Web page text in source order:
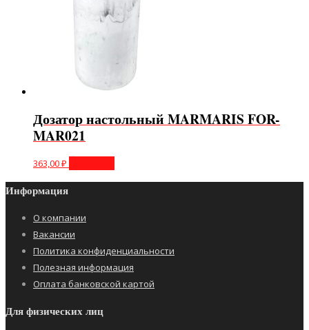
Дозатор настольный MARMARIS FOR-
MAR021
363,00₽
Информация
О компании
Вакансии
Политика конфиденциальности
Полезная информация
Оплата банковской картой
Для физических лиц